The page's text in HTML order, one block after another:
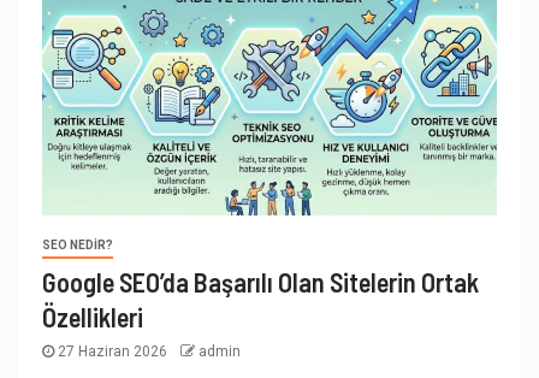
SEO NEDIR?
Google SEO’da Başarılı Olan Sitelerin Ortak
Özellikleri
27 Haziran 2026 admin